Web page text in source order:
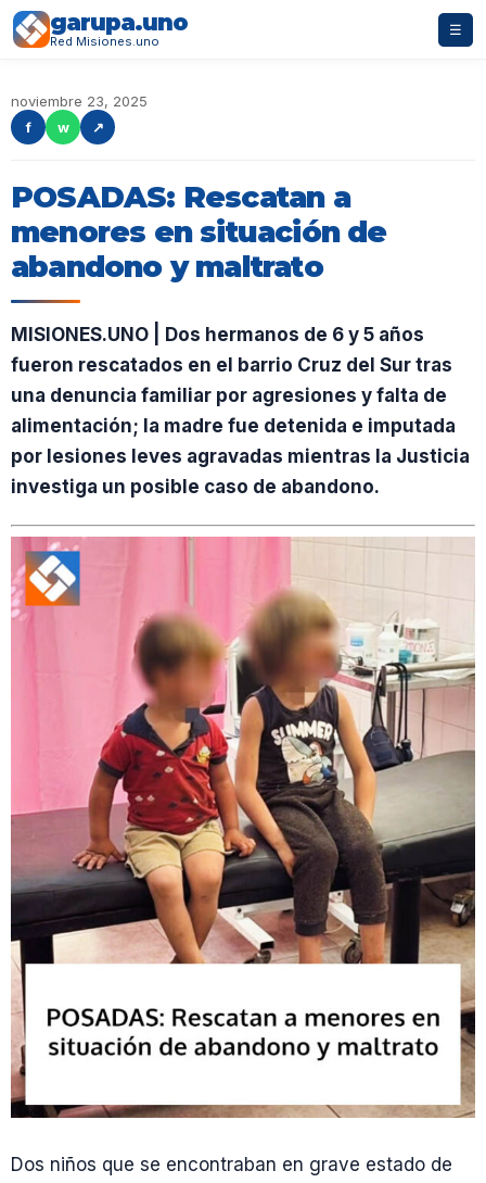
garupa.uno
Red Misiones.uno
☰
noviembre 23, 2025
f
w ↗
POSADAS: Rescatan a
menores en situación de
abandono y maltrato
MISIONES.UNO | Dos hermanos de 6 y 5 años
fueron rescatados en el barrio Cruz del Sur tras
una denuncia familiar por agresiones y falta de
alimentación; la madre fue detenida e imputada
por lesiones leves agravadas mientras la Justicia
investiga un posible caso de abandono.
Dos niños que se encontraban en grave estado de